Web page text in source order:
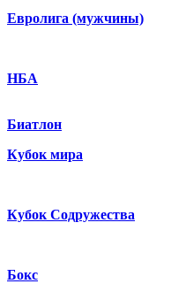
Евролига (мужчины)
НБА
Биатлон
Кубок мира
Кубок Содружества
Бокс